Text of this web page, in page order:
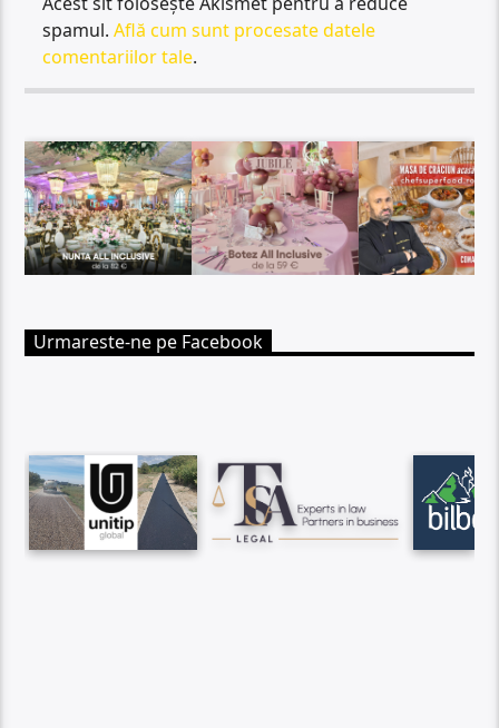
spamul.Află cum sunt procesate datele
comentariilor tale.
Urmareste-ne pe Facebook